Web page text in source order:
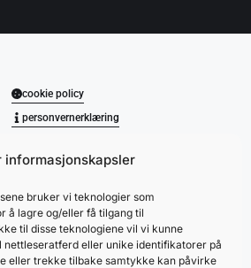
informasjonskapsler
bruker vi teknologier som
å lagre og/eller få tilgang til
til disse teknologiene vil vi kunne
nettleseratferd eller unike identifikatorer på
eller trekke tilbake samtykke kan påvirke
cookie policy
personvernerklæring